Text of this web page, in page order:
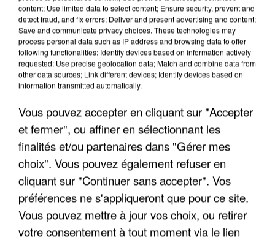
5 août 2026
Une enquête ouverte à Marseille après la
découverte d’un enfant de...
Trois personnes ont été placées en garde à vue.
content; Use limited data to select content; Ensure security, prevent and
detect fraud, and fix errors; Deliver and present advertising and content;
Save and communicate privacy choices. These technologies may
process personal data such as IP address and browsing data to offer
following functionalities: Identify devices based on information actively
requested; Use precise geolocation data; Match and combine data from
other data sources; Link different devices; Identify devices based on
information transmitted automatically.
Vous pouvez accepter en cliquant sur "Accepter
et fermer", ou affiner en sélectionnant les
finalités et/ou partenaires dans "Gérer mes
choix". Vous pouvez également refuser en
cliquant sur "Continuer sans accepter". Vos
préférences ne s'appliqueront que pour ce site.
Vous pouvez mettre à jour vos choix, ou retirer
votre consentement à tout moment via le lien